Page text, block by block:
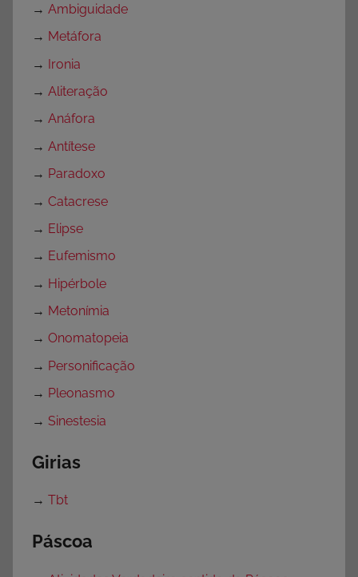
→ Ambiguidade
→ Metáfora
→ Ironia
→ Aliteração
→ Anáfora
→ Antítese
→ Paradoxo
→ Catacrese
→ Elipse
→ Eufemismo
→ Hipérbole
→ Metonímia
→ Onomatopeia
→ Personificação
→ Pleonasmo
→ Sinestesia
Girias
→ Tbt
Páscoa